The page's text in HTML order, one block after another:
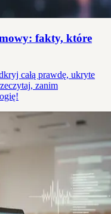
fakty, które
całą prawdę, ukryte
zanim